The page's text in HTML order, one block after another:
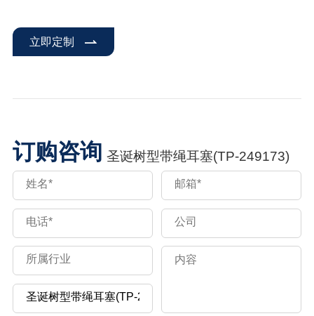
立即定制
订购咨询 圣诞树型带绳耳塞(TP-249173)